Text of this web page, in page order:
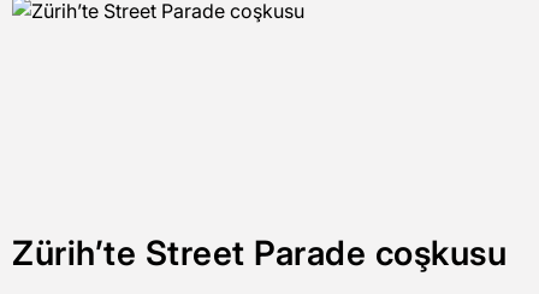
Zürih’te Street Parade coşkusu